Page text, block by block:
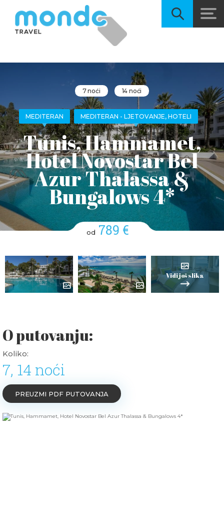
7 noći 14 noći
MEDITERAN MEDITERAN - LJETOVANJE, HOTELI
Tunis, Hammamet,
Hotel Novostar Bel
Azur Thalassa &
Bungalows 4*
od 789 €
Vidi još slika
O putovanju:
Koliko:
7, 14 noći
PREUZMI PDF PUTOVANJA